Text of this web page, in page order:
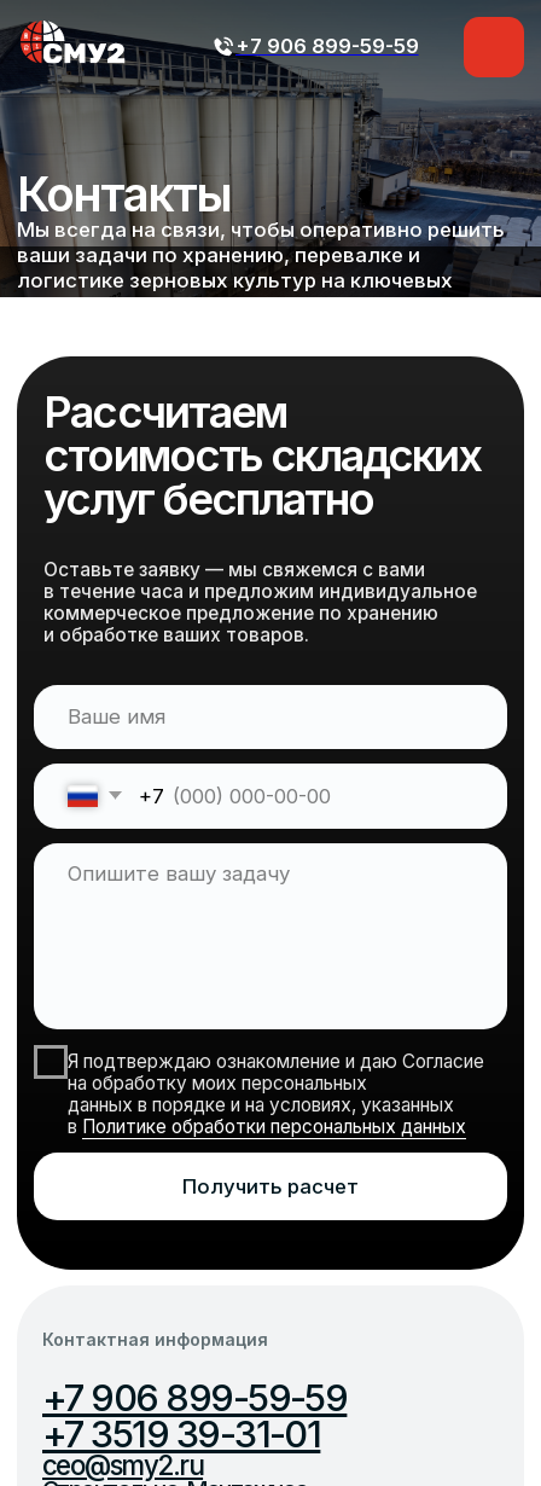
+7 906 899-59-59
+7 906 899-59-59
Контакты
Мы всегда на связи, чтобы оперативно решить
ваши задачи по хранению, перевалке и
логистике зерновых культур на ключевых
направлениях России, СНГ и КНР.
Оставьте заявку — мы свяжемся с вами
в течение часа и предложим индивидуальное
и обработке ваших товаров.
Рассчитаем
услуг бесплатно
+7
данных в порядке и на условиях, указанных
Политике обработки персональных данных
Получить расчет
+7 3519 39-31-01
ceo@smy2.ru
Строительно-Монтажное
управление 2 ул. Труда, 57,
посёлок железнодорожная
станция Буранная
Написать